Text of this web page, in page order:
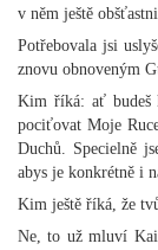
v něm ještě
Potřebovala jsi
znovu obnoveným
Kim říká: ať budeš
pociťovat Moje
Duchů. Specielně
abys je konkrétně i
Kim ještě říká, že
Ne, to už mluví